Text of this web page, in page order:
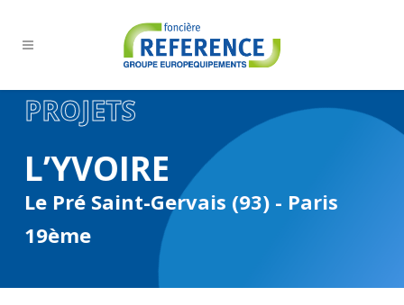
PROJETS
L’YVOIRE
Le Pré Saint-Gervais (93) - Paris
19ème